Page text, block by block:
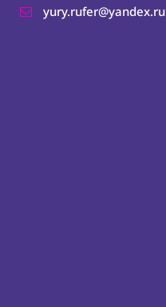
yury.rufer@yandex.ru